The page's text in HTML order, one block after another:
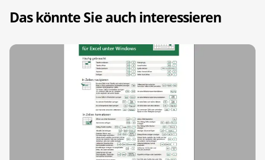
Das könnte Sie auch interessieren